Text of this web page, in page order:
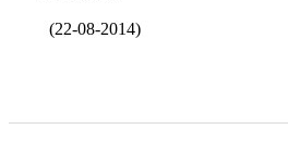
(22-08-2014)